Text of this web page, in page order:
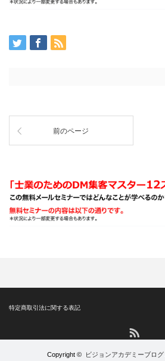
前のページ
特定商取引法に関する表記
Copyright © ビジョンアカデミーブログ